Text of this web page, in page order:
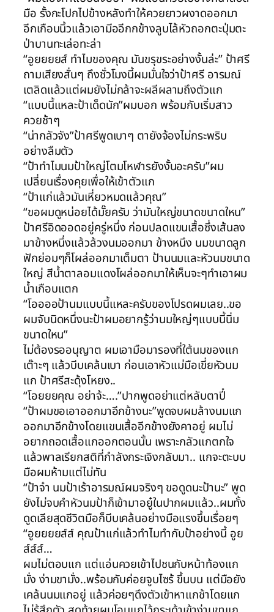
มือ รั้งกะโปกไปข้างหลังทำให้ควยยาวผงาดออกมา
อีกเกือบนิ้วแล้วเอามีออีกกข้างลูบไล้หัวถอกตะปุ่มตะ
ป่าบานทะเล่อทะล่า
“อูยยยยส์ ทำไมของคุณ มันขรุขระอย่างงั้นล่ะ” ป้าศรี
ถามเสียงสั่นๆ ถึงชั่วโมงนี้ผมมั่นใจว่าป้าศรี อารมณ์
เตลิดแล้วแต่ผมยังไม่กล้าจะผลีผลามถึงตัวแก
“แบบนี้แหละป้าเด็ดนัก”ผมบอก พร้อมกับเริ่มสาว
ควยช้าๆ
“น่ากลัวจัง”ป้าศรีพูดเบาๆ ตายังจ้องไม่กระพริบ
อย่างลืมตัว
“ป้าทำไมนมป้าใหญ่โตมโหฬารยังงั้นอะครับ”ผม
เปลี่ยนเรื่องคุยเพื่อให้เข้าตัวแก
“ป้าแก่แล้วมันเหี่ยวหมดแล้วคุณ”
“ขอผมดูหน่อยได้มั๊ยครับ ว่ามันใหญ่ขนาดขนาดใหน”
ป้าศรีอิดออดอยู่ครู่หนึ่ง ก่อนปลดแขนเสื้อซึ่งเส้นลง
มาข้างหนึ่งแล้วล้วงนมออกมา ข้างหนึง นมขนาดลูก
ฟักย่อมๆก็โผล่ออกมาเต็มตา ป้านนมและหัวนมขนาด
ใหญ่ สีน้ำตาลอมแดงโผล่ออกมาให้เห็นจะๆทำเอาผม
น้ำเกือบแตก
“โออออป้านมแบบนี้แหละครับของโปรดผมเลย..ขอ
ผมจับนิดหนึ่งนะป้าผมอยากรู้ว่านมใหญ่ๆแบบนี้นิ่ม
ขนาดใหน”
ไม่ต้องรออนุญาต ผมเอามือมารองที่ใต้นมของแก
เต๊าะๆ แล้วบีบเคล้นเบา ก่อนเอาหัวแม่มือเขี่ยหัวนม
แก ป้าศรีสะดุ้งโหยง..
“โอยยยคุณ อย่าจ้ะ….”ปากพูดอย่าแต่หลับตาปี๋
“ป้าผมขอเอาออกมาอีกข้างนะ”พูดจบผมล้างนมแก
ออกมาอีกข้างโดยแขนเสื้ออีกข้างยังคาอยู่ ผมไม่
อยากถอดเสื้อแกออกตอนนั้น เพราะกลัวแกตกใจ
แล้วพาลเรียกสติที่กำลังกระเจิงกลับมา.. แกจะตะบบ
มือผมห้ามแต่ไม่ทัน
“ป้าจ๋า นมป้าเร้าอารมณ์ผมจริงๆ ขอดูดนะป้านะ” พูด
ยังไม่จบคำหัวนมป้าก็เข้ามาอยู๋ในปากผมแล้ว..ผมทั้ง
ดูดเลียสุดชีวิตมือก็บีบเคล้นอย่างมือแรงขึ้นเรื่อยๆ
“อูยยยยส์ส์ คุณป้าแก่แล้วทำไมทำกับป้าอย่างนี้ อูย
ส์ส์ส์…
ผมไม่ตอบแก แต่แอ่นควยเข้าไปชนกับหน้าท้องแก
มั่ง ง่ามขามั่ง..พร้อมกับค่อยจูบไซร้ ขึ้นบน แต่มือยัง
เคล้นนมแกอยู่ แล้วค่อยๆดึงตัวเข้าหาแกช้าโดยแก